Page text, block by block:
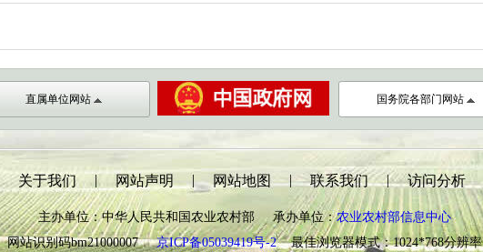
直属单位网站 国务院各部门网站
关于我们 | 网站声明 | 网站地图 | 联系我们 | 访问分析
主办单位：中华人民共和国农业农村部 承办单位：农业农村部信息中心
网站识别码bm21000007京ICP备05039419号-2最佳浏览器模式：1024*768分辨率